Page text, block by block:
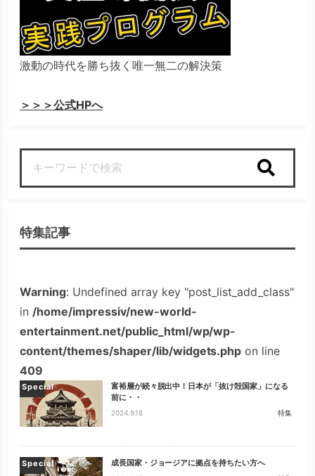
激動の時代を勝ち抜く唯一無二の解決策
＞＞＞公式HPへ
特集記事
Warning: Undefined array key "post_list_add_class"
in /home/impressiv/new-world-
entertainment.net/public_html/wp/wp-
content/themes/shaper/lib/widgets.php on line
409
Special
富裕層が続々脱出中！日本が「抜け殻国家」になる
前に・・
2024.9.18 特集
Special 成長国家・ジョージアに拠点を持ちたい方へ